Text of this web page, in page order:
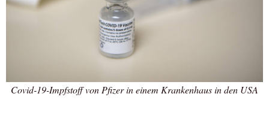
Covid-19-Impfstoff von Pfizer in einem Krankenhaus in den USA